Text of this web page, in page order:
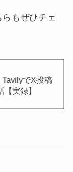
もぜひチェ
でX投稿
実録】